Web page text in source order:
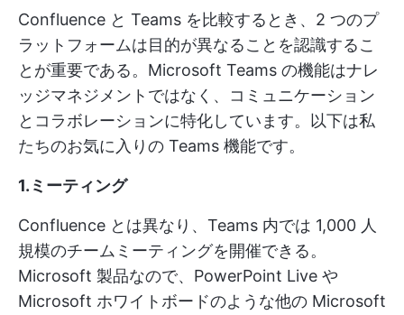
Confluence と Teams を比較するとき、2 つのプ
ラットフォームは目的が異なることを認識するこ
とが重要である。Microsoft Teams の機能はナレ
ッジマネジメントではなく、コミュニケーション
とコラボレーションに特化しています。以下は私
たちのお気に入りの Teams 機能です。
1.ミーティング
Confluence とは異なり、Teams 内では 1,000 人
規模のチームミーティングを開催できる。
Microsoft 製品なので、PowerPoint Live や
Microsoft ホワイトボードのような他の Microsoft